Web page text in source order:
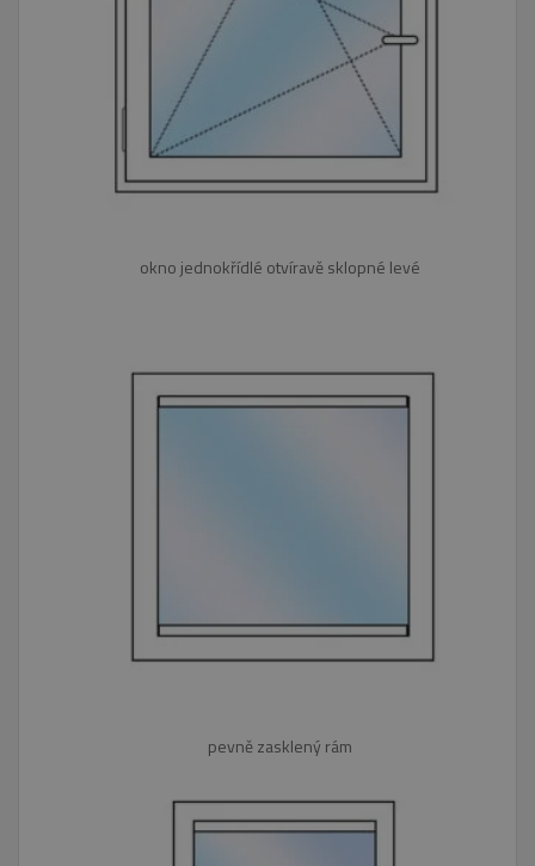
okno jednokřídlé otvíravě sklopné levé
pevně zasklený rám